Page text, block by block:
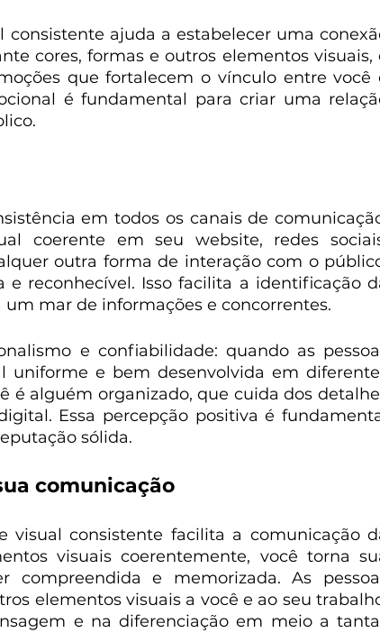
ajuda a estabelecer uma
cores, formas e outros elementos visuais,
que fortalecem o vínculo entre você
é fundamental para criar uma
em todos os canais de
coerente em seu website, redes
outra forma de interação com o
reconhecível. Isso facilita a identificação
mar de informações e concorrentes.
e confiabilidade: quando as
uniforme e bem desenvolvida em
é alguém organizado, que cuida dos
Essa percepção positiva é
sólida.
comunicação
visual consistente facilita a comunicação
visuais coerentemente, você torna
compreendida e memorizada. As
elementos visuais a você e ao seu
e na diferenciação em meio a